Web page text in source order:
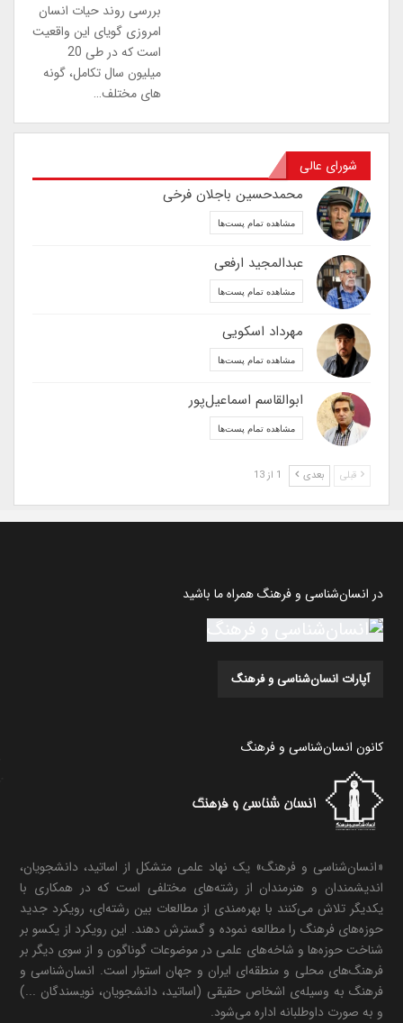
بررسی روند حیات انسان
امروزی گویای این واقعیت
است که در طی 20
میلیون سال تکامل، گونه
های مختلف…
شورای عالی
محمدحسین باجلان فرخی
مشاهده تمام پست‌ها
عبدالمجید ارفعی
مشاهده تمام پست‌ها
مهرداد اسکویی
مشاهده تمام پست‌ها
ابوالقاسم اسماعیل‌پور
مشاهده تمام پست‌ها
قبلی بعدی
در انسان‌شناسی و فرهنگ همراه ما باشید
آپارات انسان‌شناسی و فرهنگ
کانون انسان‌شناسی و فرهنگ
«انسان‌شناسی و فرهنگ» یک نهاد علمی متشکل از اساتید، دانشجویان،
اندیشمندان و هنرمندان از رشته‌های مختلفی است که در همکاری با
یکدیگر تلاش می‌کنند با بهره‌مندی از مطالعات بین رشته‌ای، رویکرد جدید
حوزه‌های فرهنگ را مطالعه نموده و گسترش دهند. این رویکرد از یکسو بر
شناخت حوزه‌ها و شاخه‌های علمی در موضوعات گوناگون و از سوی دیگر بر
فرهنگ‌های محلی و منطقه‌ای ایران و جهان استوار است. انسان‌شناسی و
فرهنگ به وسیله‌ی اشخاص حقیقی (اساتید، دانشجویان، نویسندگان ...)
و به صورت داوطلبانه اداره می‌شود.